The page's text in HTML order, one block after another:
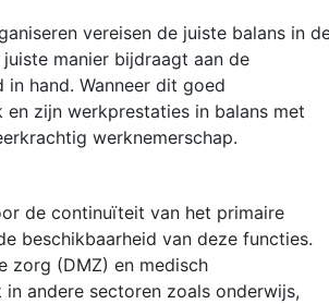
vereisen de juiste balans in
manier bijdraagt aan de
hand. Wanneer dit goed
zijn werkprestaties in balans met
werknemerschap.
de continuïteit van het primaire
beschikbaarheid van deze functies.
zorg (DMZ) en medisch
andere sectoren zoals onderwijs,